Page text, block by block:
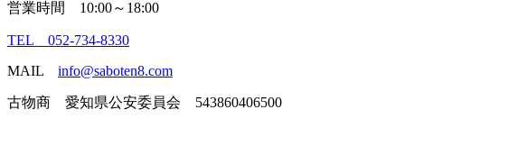
営業時間 10:00～18:00
TEL 052-734-8330
MAIL info@saboten8.com
古物商 愛知県公安委員会 543860406500